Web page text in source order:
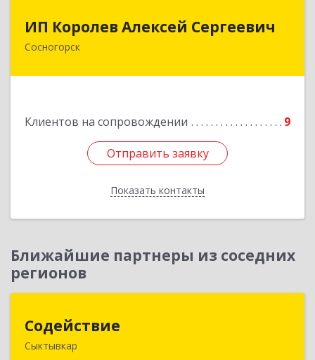
ИП Королев Алексей Сергеевич
Сосногорск
Клиентов на сопровождении 9
Отправить заявку
Показать контакты
ИП Королев Алексей Сергеевич
169500, Коми Респ, Сосногорск г, Советская ул,
Отправить заявку
Назад
Ближайшие партнеры из соседних
регионов
Содействие
Сыктывкар
167004, Коми Респ, Сыктывкар г, Первомайская